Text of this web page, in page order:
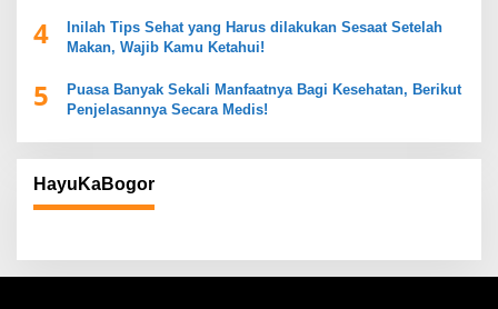
4
Inilah Tips Sehat yang Harus dilakukan Sesaat Setelah
Makan, Wajib Kamu Ketahui!
5
Puasa Banyak Sekali Manfaatnya Bagi Kesehatan, Berikut
Penjelasannya Secara Medis!
HayuKaBogor